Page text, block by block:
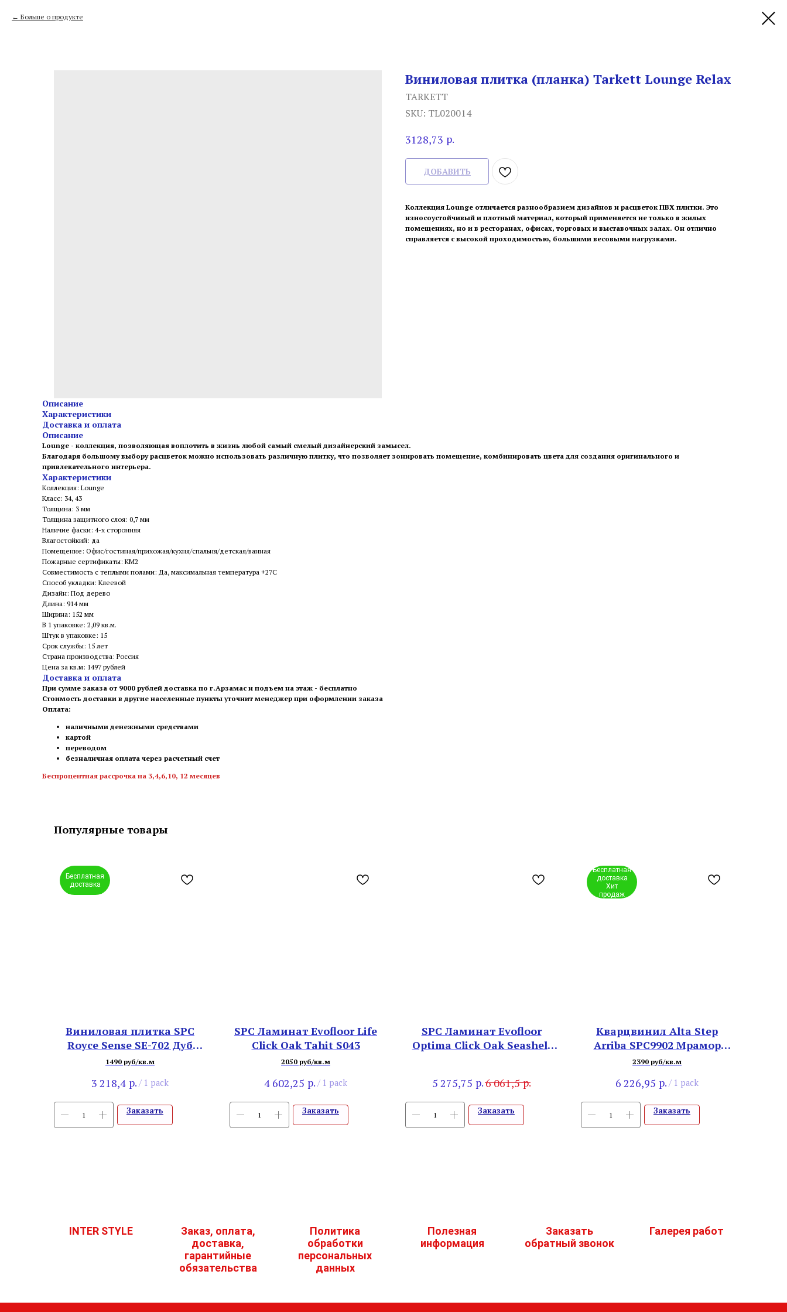
Больше о продукте
Виниловая плитка (планка) Tarkett Lounge Relax
TARKETT
SKU: TL020014
3128,73 р.
ДОБАВИТЬ
Коллекция Lounge отличается разнообразием дизайнов и расцветок ПВХ плитки. Это
износоустойчивый и плотный материал, который применяется не только в жилых
помещениях, но и в ресторанах, офисах, торговых и выставочных залах. Он отлично
справляется с высокой проходимостью, большими весовыми нагрузками.
Описание
Характеристики
Доставка и оплата
Описание
Lounge - коллекция, позволяющая воплотить в жизнь любой самый смелый дизайнерский замысел.
Благодаря большому выбору расцветок можно использовать различную плитку, что позволяет зонировать помещение, комбинировать цвета для создания оригинального и
привлекательного интерьера.
Характеристики
Коллекция: Lounge
Класс: 34, 43
Толщина: 3 мм
Толщина защитного слоя: 0,7 мм
Наличие фаски: 4-х сторонняя
Влагостойкий: да
Помещение: Офис/гостиная/прихожая/кухня/спальня/детская/ванная
Пожарные сертификаты: КМ2
Совместимость с теплыми полами: Да, максимальная температура +27С
Способ укладки: Клеевой
Дизайн: Под дерево
Длина: 914 мм
Ширина: 152 мм
В 1 упаковке: 2,09 кв.м.
Штук в упаковке: 15
Срок службы: 15 лет
Страна производства: Россия
Цена за кв.м: 1497 рублей
Доставка и оплата
При сумме заказа от 9000 рублей доставка по г.Арзамас и подъем на этаж - бесплатно
Стоимость доставки в другие населенные пункты уточнит менеджер при оформлении заказа
Оплата:
наличными денежными средствами
картой
переводом
безналичная оплата через расчетный счет
Беспроцентная рассрочка на 3,4,6,10, 12 месяцев
Популярные товары
Бесплатная
доставка
Виниловая плитка SPC
Royce Sense SE-702 Дуб
Дженне
1490 руб/кв.м
3 218,4 р. / 1 pack
Заказать
SPC Ламинат Evofloor Life
Click Oak Tahit S043
2050 руб/кв.м
4 602,25 р. / 1 pack
Заказать
SPC Ламинат Evofloor
Optima Click Оak Seashell
5 275,75 р.6 061,5 р.
Заказать
Бесплатная
доставка
Хит
продаж
Кварцвинил Alta Step
Arriba SPC9902 Мрамор
серый
2390 руб/кв.м
6 226,95 р. / 1 pack
Заказать
INTER STYLE
Заказ, оплата,
доставка,
гарантийные
обязательства
Политика
обработки
персональных
данных
Полезная
информация
Заказать
обратный звонок
Галерея работ